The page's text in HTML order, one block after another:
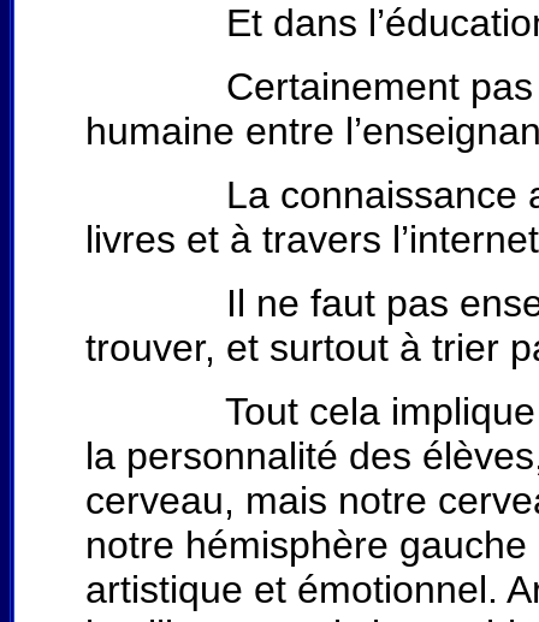
Et dans l’éducation,
Certainement pas
humaine entre
La connaissance
livres et à travers
Il ne faut pas
trouver, et surtout à trier
Tout cela implique
la personnalité des
cerveau, mais notre
notre hémisphère
artistique et émotionnel.